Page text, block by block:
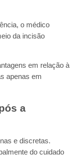
o médico
da incisão
em relação à
apenas em
a
e discretas.
do cuidado